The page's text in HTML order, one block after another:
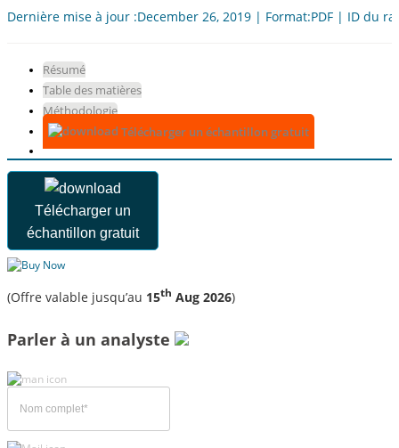
Dernière mise à jour :December 26, 2019 | Format:PDF | ID du
Résumé
Table des matières
Méthodologie
Télécharger un échantillon gratuit
Télécharger un
échantillon gratuit
(Offre valable jusqu’au 15th Aug 2026)
Parler à un analyste